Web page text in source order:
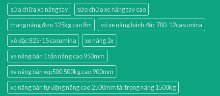
sửa chữa xe nâng tay
sửa chữa xe nâng tay cao
thang nâng đơn 125kg cao 8m
vỏ xe nâng bánh đặc 700-12casumina
vỏ đặc 825-15 casumina
xe nâng 2x
xe nâng bàn 1 tấn nâng cao 950mm
xe nâng bàn wp500 500kg cao 900mm
xe nâng bán tự động nâng cao 2500mm tải trọng nâng 1500kg